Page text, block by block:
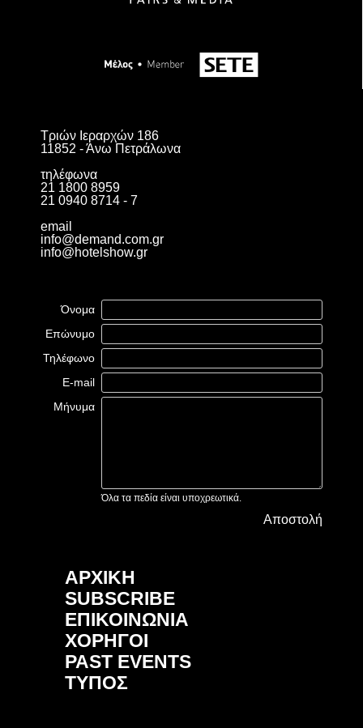
Τριών Ιεραρχών 186
11852 - Άνω Πετράλωνα
τηλέφωνα
21 1800 8959
21 0940 8714 - 7
email
info@demand.com.gr
info@hotelshow.gr
Όνομα
Επώνυμο
Τηλέφωνο
E-mail
Μήνυμα
Όλα τα πεδία είναι υποχρεωτικά.
Αποστολή
ΑΡΧΙΚΗ
SUBSCRIBE
ΕΠΙΚΟΙΝΩΝΙΑ
ΧΟΡΗΓΟΙ
PAST EVENTS
ΤΥΠΟΣ